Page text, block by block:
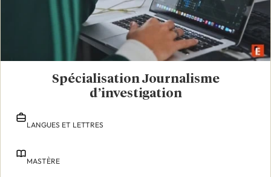
Spécialisation Journalisme
d’investigation
LANGUES ET LETTRES
MASTÈRE